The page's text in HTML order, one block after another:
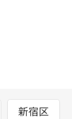
新宿区